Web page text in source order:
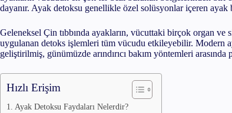
Everything Shower Nedir
Sunburn Blush Nedir ve
dayanır. Ayak detoksu genellikle özel solüsyonlar içeren
Geleneksel Çin tıbbında ayakların, vücuttaki birçok organ ve
uygulanan detoks işlemleri tüm vücudu etkileyebilir. Modern
geliştirilmiş, günümüzde arındırıcı bakım yöntemleri
Hızlı Erişim
Ayak Detoksu Faydaları Nelerdir?